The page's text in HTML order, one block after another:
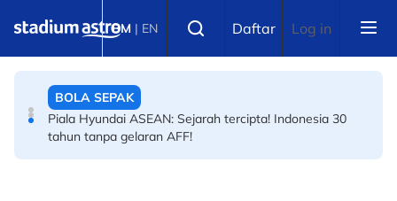
BM | EN Daftar Log in
Final Masters Korea: Eksperimen berjaya! Beregu
BOLA SEPAK
Piala Hyundai ASEAN: Sejarah tercipta! Indonesia 30
tahun tanpa gelaran AFF!